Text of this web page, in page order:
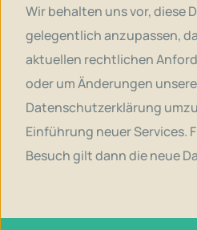
Wir behalten uns vor, diese
gelegentlich anzupassen,
aktuellen rechtlichen
oder um Änderungen
Datenschutzerklärung
Einführung neuer Services.
Besuch gilt dann die neue